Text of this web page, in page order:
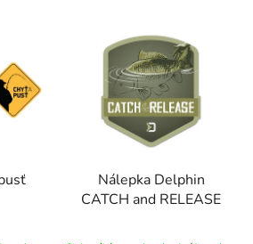
Nálepka Delphin
CATCH and RELEASE